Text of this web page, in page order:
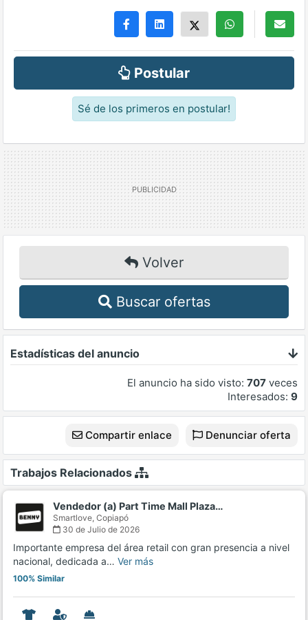
Postular
Sé de los primeros en postular!
Volver
Buscar ofertas
Estadísticas del anuncio
El anuncio ha sido visto: 707 veces
Interesados: 9
Compartir enlace Denunciar oferta
Trabajos Relacionados
Vendedor (a) Part Time Mall Plaza…
Smartlove, Copiapó
30 de Julio de 2026
Importante empresa del área retail con gran presencia a nivel
nacional, dedicada a… Ver más
100% Similar